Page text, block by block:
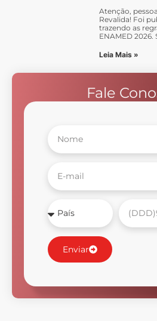
Atenção,
Revalida! Foi
trazendo as
ENAMED 2026.
Leia Mais »
Fale
Enviar